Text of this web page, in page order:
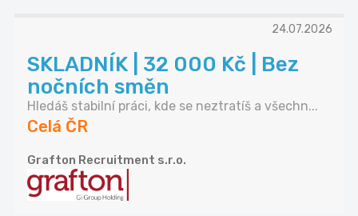
24.07.2026
SKLADNÍK | 32 000 Kč | Bez
nočních směn
Hledáš stabilní práci, kde se neztratíš a všechn...
Celá ČR
Grafton Recruitment s.r.o.